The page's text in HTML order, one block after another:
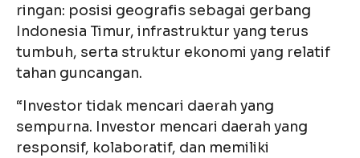
ringan: posisi geografis sebagai gerbang
Indonesia Timur, infrastruktur yang terus
tumbuh, serta struktur ekonomi yang relatif
tahan guncangan.
“Investor tidak mencari daerah yang
sempurna. Investor mencari daerah yang
responsif, kolaboratif, dan memiliki